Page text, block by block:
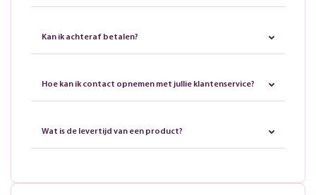
Kan ik achteraf betalen?
Hoe kan ik contact opnemen met jullie klantenservice?
Wat is de levertijd van een product?